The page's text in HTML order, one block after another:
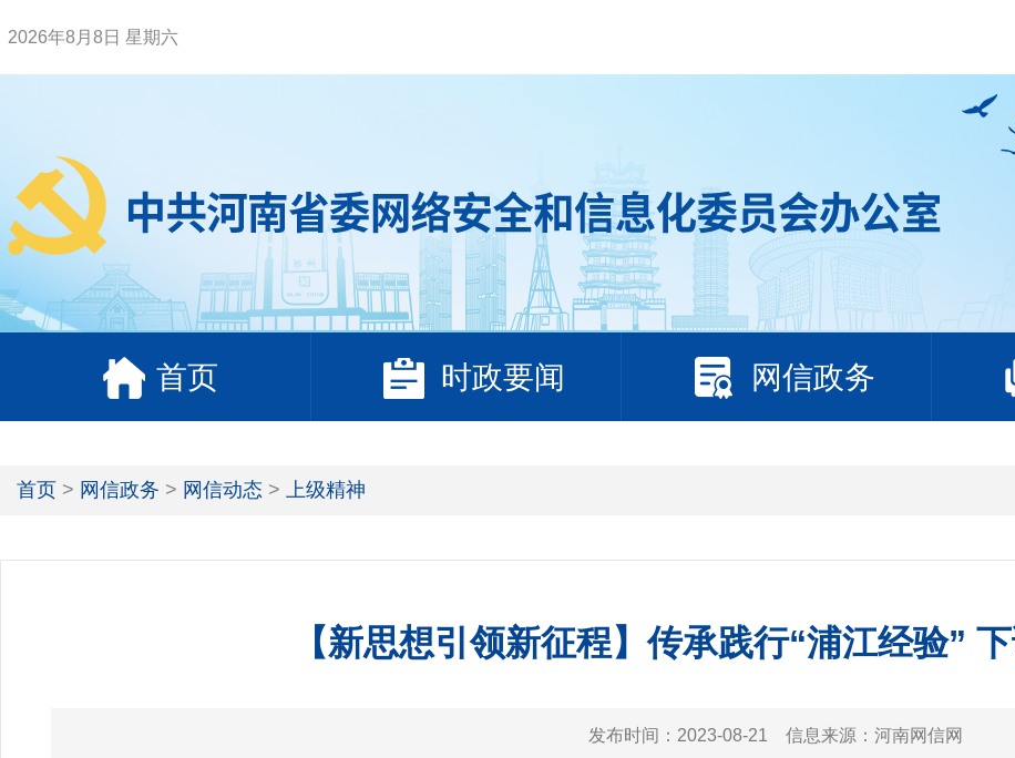
2026年8月8日 星期六
首页 时政要闻 网信政务
首页 > 网信政务 > 网信动态 > 上级精神
【新思想引领新征程】传承践行“浦江经验”
发布时间： 2023-08-21 信息来源： 河南网信网